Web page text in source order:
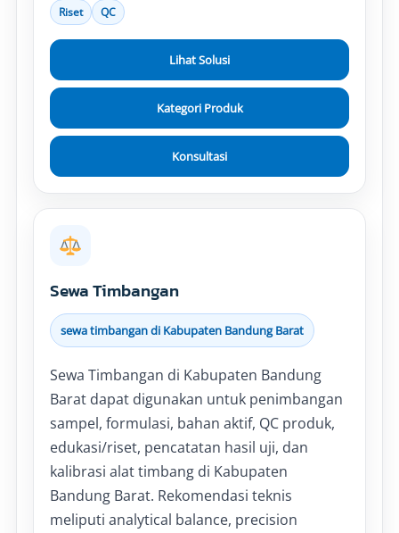
Riset
QC
Lihat Solusi
Kategori Produk
Konsultasi
Sewa Timbangan
sewa timbangan di Kabupaten Bandung Barat
Sewa Timbangan di Kabupaten Bandung
Barat dapat digunakan untuk penimbangan
sampel, formulasi, bahan aktif, QC produk,
edukasi/riset, pencatatan hasil uji, dan
kalibrasi alat timbang di Kabupaten
Bandung Barat. Rekomendasi teknis
meliputi analytical balance, precision